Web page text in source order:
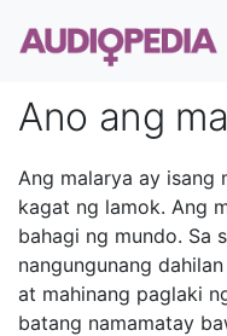
Ano ang
Ang malarya ay isang
kagat ng lamok. Ang
bahagi ng mundo. Sa
nangungunang
at mahinang paglaki
batang namamatay